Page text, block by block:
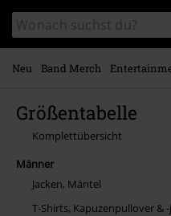
Hauptinhalt
springen
Katalog
durchsuchen
Neu Band Merch
Größentabelle
Komplettübersicht
Männer
Jacken, Mäntel
T-Shirts, Kapuzenpullover &